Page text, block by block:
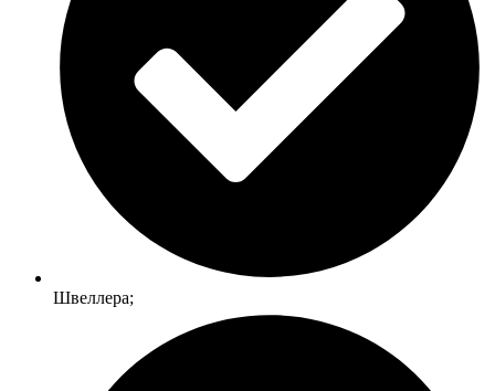
Швеллера;